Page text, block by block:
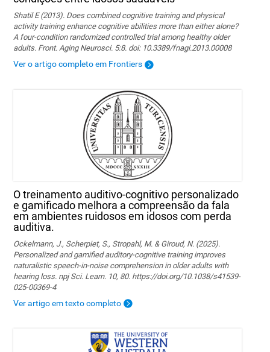
Shatil E (2013). Does combined cognitive training and physical
activity training enhance cognitive abilities more than either alone?
A four-condition randomized controlled trial among healthy older
adults. Front. Aging Neurosci. 5:8. doi: 10.3389/fnagi.2013.00008
Ver o artigo completo em Frontiers
O treinamento auditivo-cognitivo personalizado
e gamificado melhora a compreensão da fala
em ambientes ruidosos em idosos com perda
auditiva.
Ockelmann, J., Scherpiet, S., Stropahl, M. & Giroud, N. (2025).
Personalized and gamified auditory-cognitive training improves
naturalistic speech-in-noise comprehension in older adults with
hearing loss. npj Sci. Learn. 10, 80. https://doi.org/10.1038/s41539-
025-00369-4
Ver artigo em texto completo